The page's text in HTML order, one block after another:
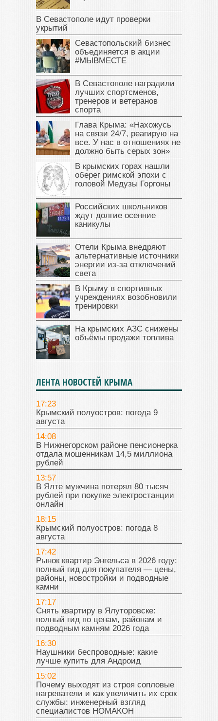
В Севастополе идут проверки
укрытий
Севастопольский бизнес
объединяется в акции
#МЫВМЕСТЕ
В Севастополе наградили
лучших спортсменов,
тренеров и ветеранов
спорта
Глава Крыма: «Нахожусь
на связи 24/7, реагирую на
все. У нас в отношениях не
должно быть серых зон»
В крымских горах нашли
оберег римской эпохи с
головой Медузы Горгоны
Российских школьников
ждут долгие осенние
каникулы
Отели Крыма внедряют
альтернативные источники
энергии из-за отключений
света
В Крыму в спортивных
учреждениях возобновили
тренировки
На крымских АЗС снижены
объёмы продажи топлива
ЛЕНТА НОВОСТЕЙ КРЫМА
17:23
Крымский полуостров: погода 9
августа
14:08
В Нижнегорском районе пенсионерка
отдала мошенникам 14,5 миллиона
рублей
13:57
В Ялте мужчина потерял 80 тысяч
рублей при покупке электростанции
онлайн
18:15
Крымский полуостров: погода 8
августа
17:42
Рынок квартир Энгельса в 2026 году:
полный гид для покупателя — цены,
районы, новостройки и подводные
камни
17:17
Снять квартиру в Ялуторовске:
полный гид по ценам, районам и
подводным камням 2026 года
16:30
Наушники беспроводные: какие
лучше купить для Андроид
15:02
Почему выходят из строя сопловые
нагреватели и как увеличить их срок
службы: инженерный взгляд
специалистов НОМАКОН